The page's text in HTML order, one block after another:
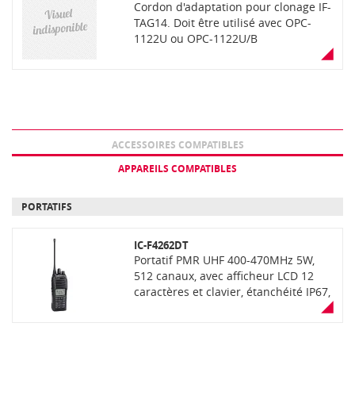
Cordon d'adaptation pour clonage IF-
TAG14. Doit être utilisé avec OPC-
1122U ou OPC-1122U/B
ACCESSOIRES COMPATIBLES
APPAREILS COMPATIBLES
PORTATIFS
IC-F4262DT
Portatif PMR UHF 400-470MHz 5W,
512 canaux, avec afficheur LCD 12
caractères et clavier, étanchéité IP67,